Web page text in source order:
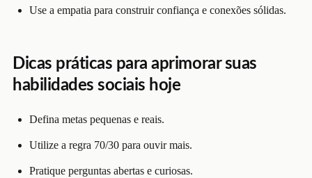
Use a empatia para construir confiança e conexões sólidas.
Dicas práticas para aprimorar suas
habilidades sociais hoje
Defina metas pequenas e reais.
Utilize a regra 70/30 para ouvir mais.
Pratique perguntas abertas e curiosas.